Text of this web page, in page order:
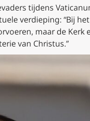
tijdens
verdieping: “Bij
maar de
van Christus.”